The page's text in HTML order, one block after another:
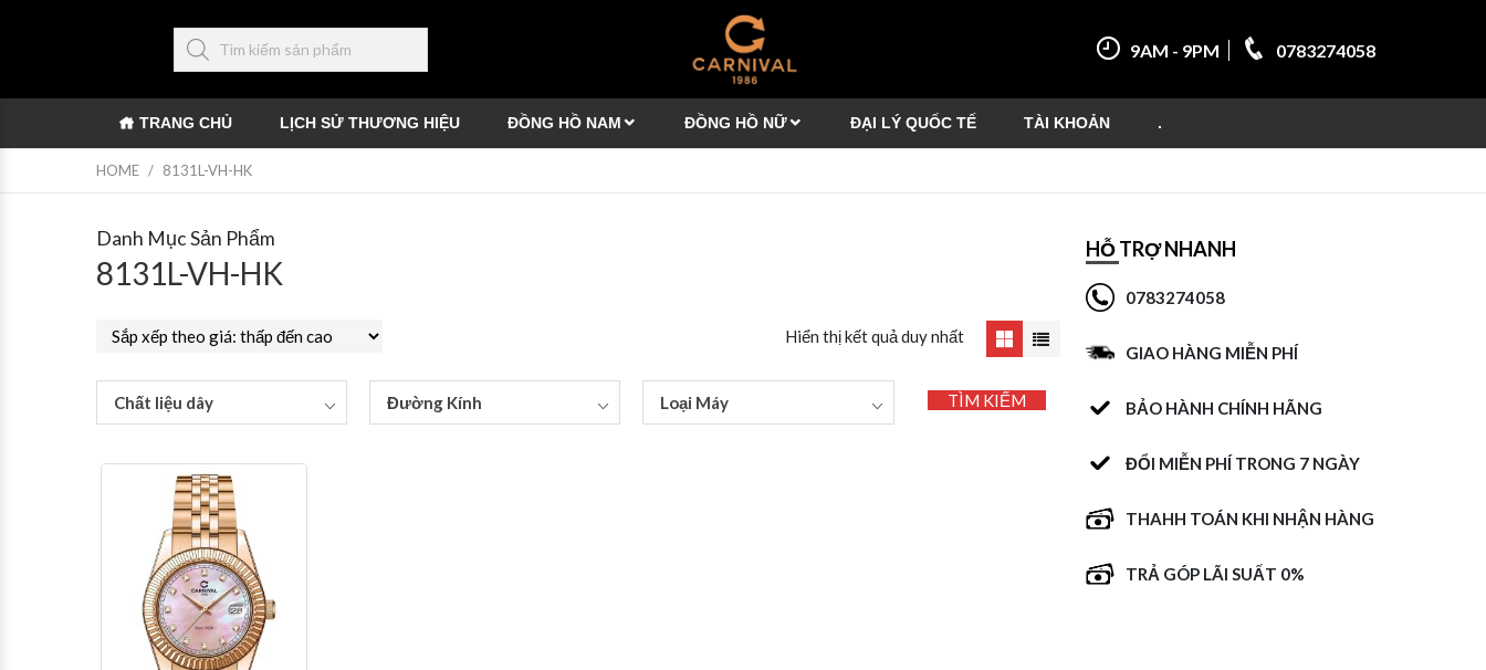
9AM - 9PM 0783274058
TRANG CHỦ LỊCH SỬ THƯƠNG HIỆU ĐỒNG HỒ NAM ĐỒNG HỒ NỮ ĐẠI LÝ QUỐC TẾ TÀI KHOẢN .
HOME / 8131L-VH-HK
Danh Mục Sản Phẩm
8131L-VH-HK
Hiển thị kết quả duy nhất
Chất liệu dây Đường Kính Loại Máy TÌM KIẾM
HỖ TRỢ NHANH
0783274058
GIAO HÀNG MIỄN PHÍ
BẢO HÀNH CHÍNH HÃNG
ĐỔI MIỄN PHÍ TRONG 7 NGÀY
THAHH TOÁN KHI NHẬN HÀNG
TRẢ GÓP LÃI SUẤT 0%